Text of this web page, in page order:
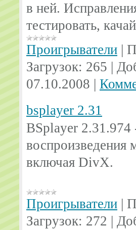
в ней.
тестировать,
Проигрыватели |
Загрузок: 265 |
07.10.2008 |
bsplayer 2.31
BSplayer
воспроизведения
включая DivX.
Проигрыватели |
Загрузок: 272 |